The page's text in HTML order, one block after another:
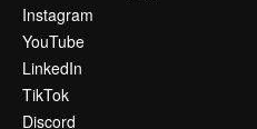
Instagram
YouTube
LinkedIn
TikTok
Discord